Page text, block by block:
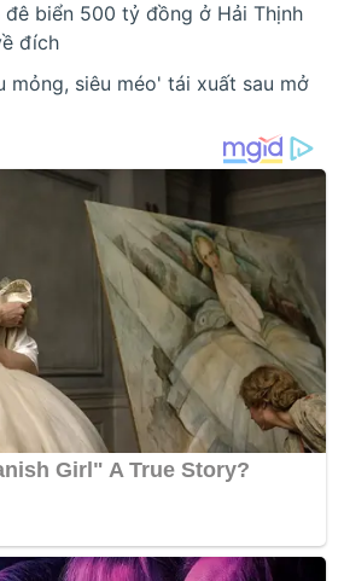
đê biển 500 tỷ đồng ở Hải Thịnh
đích
mỏng, siêu méo' tái xuất sau mở